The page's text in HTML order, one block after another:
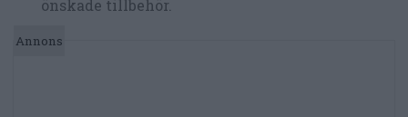
önskade tillbehör.